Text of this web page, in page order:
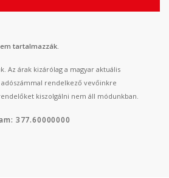
tartalmazzák.
Az árak kizárólag a magyar aktuális
rendelkező vevőinkre
kiszolgálni nem áll módunkban.
377.60000000